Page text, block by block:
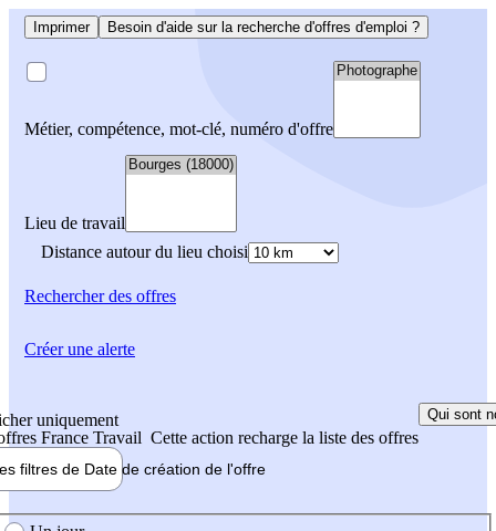
Imprimer Besoin d'aide sur la recherche d'offres d'emploi ?
Métier, compétence, mot-clé, numéro d'offre
Lieu de travail
Distance autour du lieu choisi
Rechercherdes offres
uniquement
France Travail Cette action recharge la liste des offres
Qui sont
filtres de Date de création de l'offre
Créer une alerte